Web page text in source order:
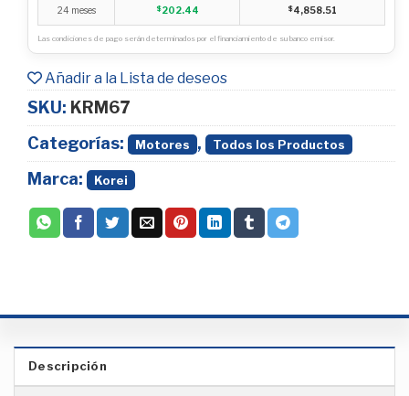
24 meses $202.44 $4,858.51
Las condiciones de pago serán determinados por el financiamiento de su banco emisor.
Añadir a la Lista de deseos
SKU: KRM67
Categorías:
Motores , Todos los Productos
Marca: Korei
Descripción